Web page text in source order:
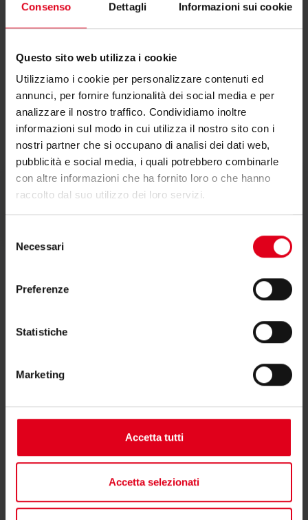
Consenso Dettagli Informazioni sui cookie
Questo sito web utilizza i cookie
Utilizziamo i cookie per personalizzare contenuti ed
annunci, per fornire funzionalità dei social media e per
analizzare il nostro traffico. Condividiamo inoltre
informazioni sul modo in cui utilizza il nostro sito con i
nostri partner che si occupano di analisi dei dati web,
pubblicità e social media, i quali potrebbero combinarle
con altre informazioni che ha fornito loro o che hanno
raccolto dal suo utilizzo dei loro servizi.
delNecessari
Preferenze
Statistiche
Marketing
Accetta tutti
Accetta selezionati
Documentazione
Hai bisogno di supporto per K6C-T15?
Trova il consulente di zona